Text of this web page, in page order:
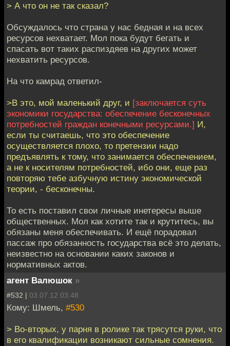
> А что он не так сказал?
Обсуждалось что страна у нас бедная и на всех
ресурсов нехватает. Мол пока будут бегать и
спасать вот таких распиздяев на других может
нехватить ресурсов.
На что камрад ответил-
>В это, мой маленький друг, и [заключается суть
экономики государства: обеспечение бесконечных
потребностей граждан конечными ресурсами.] И,
если ты считаешь, что это обеспечение
осуществляется плохо, то претензии надо
предъявлять к тому, что занимается обеспечением,
а не к носителям потребностей, ибо они, еще раз
повторяю тебе азбучную истину экономической
теории, - бесконечны.
То есть поставил свои личные инетересы выше
общественных. Мол как хотите так и крутитесь, вы
обязаны меня обеспечивать. И ещё порадовал
пассаж про обязанность государства всё это делать,
неизвестно на основании каких законов и
нормативных актов.
агент Валюшок »
#532 | 03.07.12 03:48
Кому: Шмель, #530
> Во-вторых, у парня в ролике так трясутся руки, что
в его квалификации возникают сильные сомнения.